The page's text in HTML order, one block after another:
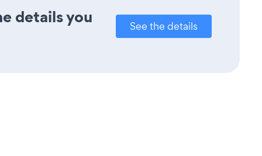
details you
See the details